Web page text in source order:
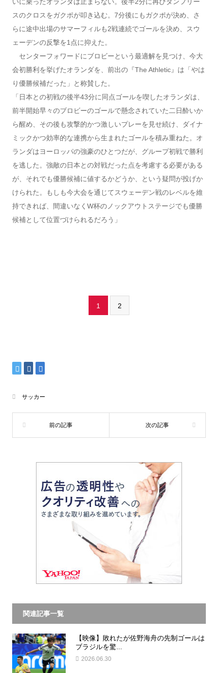
スのクロスをガクポが叩き込む。7分後にもガクポが決め、さ
らに途中出場のサマーフィルも2戦連続でゴールを決め、スウ
ェーデンの反撃を1点に抑えた。
センターフォワードにブロビーという最適解を見つけ、今大
会初勝利を挙げたオランダを、前出の『The Athletic』は「やは
り優勝候補だった」と称賛した。
「日本との初戦の後半43分に同点ゴールを喫したオランダは、
前半開始早々のブロビーのゴールで懸念されていた二日酔いか
ら醒め、その後も攻撃的かつ激しいプレーを見せ続け、ダイナ
ミックかつ効率的な連携から生まれたゴールを積み重ねた。オ
ランダはヨーロッパの強豪のひとつだが、グループ初戦で勝利
を逃した。強敵の日本との対戦だった点を考慮する必要がある
が、それでも優勝候補に値するかどうか、という疑問が投げか
けられた。もしも今大会を通じてスウェーデン戦のレベルを維
持できれば、間違いなくW杯のノックアウトステージでも優勝
候補として位置づけられるだろう」
1 2
サッカー
関連記事一覧
【映像】敗れたが佐野海舟の先制ゴールは
ブラジルを驚...
2026.06.30